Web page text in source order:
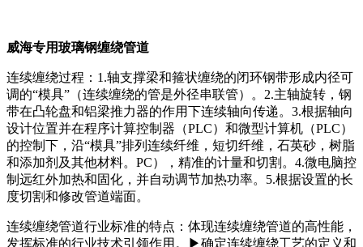
威海专用玻璃钢缠绕管道
连续缠绕过程：1.轴支撑梁和箍状缠绕的闭环钢带形成内径可
调的“模具”（连续缠绕的管是外径串联管）。2.主轴旋转，钢
带在凸轮盘和铝梁推力器的作用下连续轴向传递。3.根据轴向
设计位置并在程序计算控制器（PLC）和微型计算机（PLC）
的控制下，沿“模具”排列连续纤维，短切纤维，石英砂，树脂
和添加剂及其他材料。PC），精准的计量和切割。4.微电脑控
制远红外加热和固化，并自动调节加热功率。5.根据设置的长
度切割和修改管道端面。
连续缠绕管道行业标准的特点：体现连续缠绕管道的高性能，
发挥标准的行业技术引领作用。▶确定连续缠绕工艺的定义和